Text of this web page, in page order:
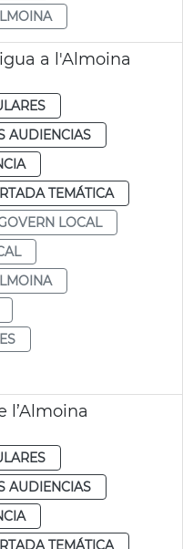
a l'Almoina
AUDIENCIAS
TEMÁTICA
LOCAL
l’Almoina
AUDIENCIAS
TEMÁTICA